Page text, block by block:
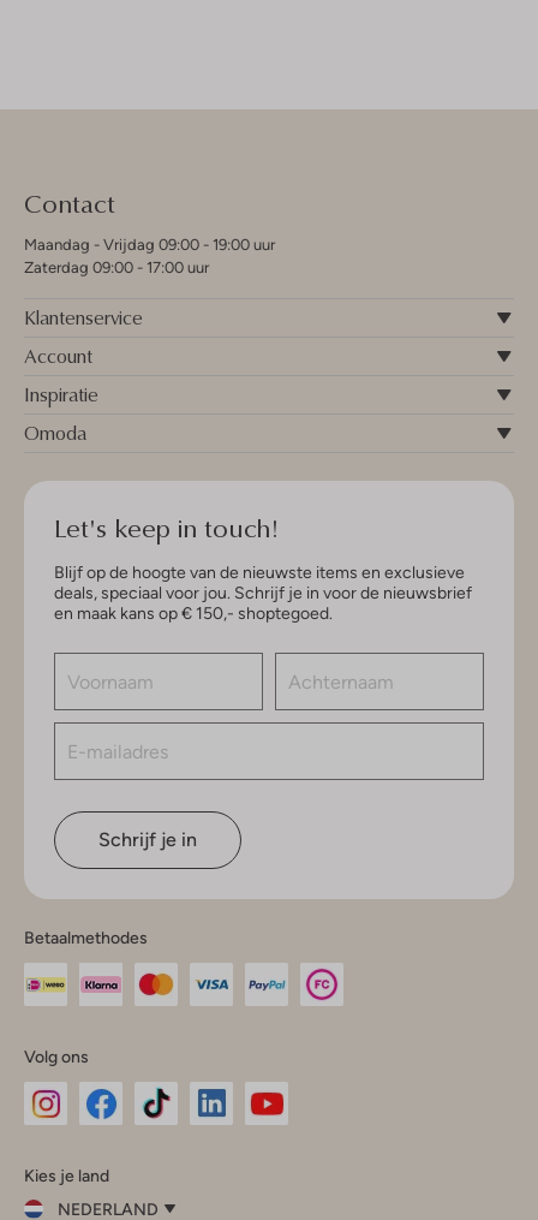
Contact
Maandag - Vrijdag 09:00 - 19:00 uur
Zaterdag 09:00 - 17:00 uur
Klantenservice
Account
Inspiratie
Omoda
Let's keep in touch!
Blijf op de hoogte van de nieuwste items en exclusieve
deals, speciaal voor jou. Schrijf je in voor de nieuwsbrief
en maak kans op € 150,- shoptegoed.
Schrijf je in
Betaalmethodes
Volg ons
InstagramFacebook
Kies je land
NEDERLAND